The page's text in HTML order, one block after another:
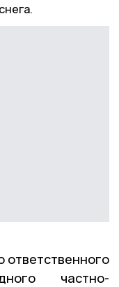
ответственного
частно-